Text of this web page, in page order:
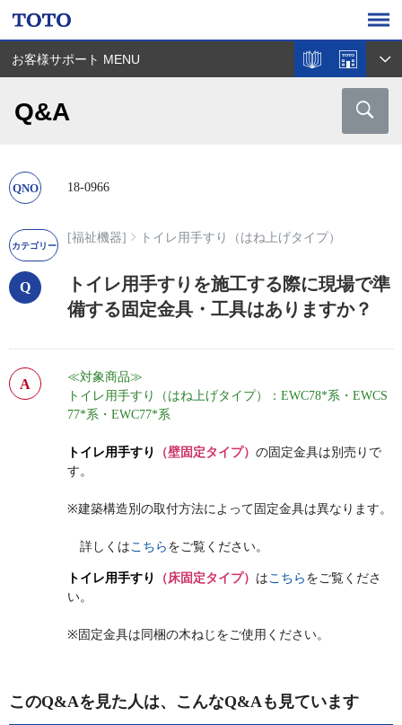
お客様サポート MENU
Q&A
18-0966
[福祉機器] トイレ用手すり（はね上げタイプ）
トイレ用手すりを施工する際に現場で準
備する固定金具・工具はありますか？
≪対象商品≫
トイレ用手すり（はね上げタイプ）：EWC78*系・EWCS
77*系・EWC77*系
トイレ用手すり （壁固定タイプ） の固定金具は別売りで
す。
※建築構造別の取付方法によって固定金具は異なります。
詳しくはこちら をご覧ください。
トイレ用手すり （床固定タイプ） はこちら をご覧くださ
い。
※固定金具は同梱の木ねじをご使用ください。
このQ&Aを見た人は、こんなQ&Aも見ています